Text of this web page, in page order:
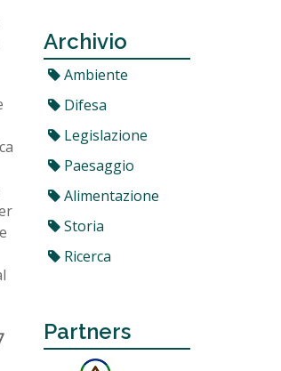
Archivio
Ambiente
Difesa
Legislazione
Paesaggio
Alimentazione
Storia
Ricerca
Partners